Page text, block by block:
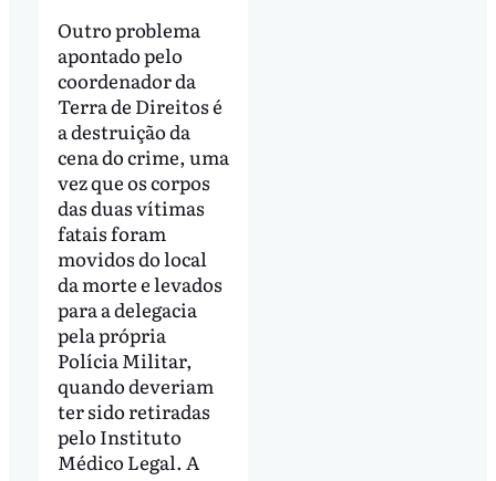
Outro problema
apontado pelo
coordenador da
Terra de Direitos é
a destruição da
cena do crime, uma
vez que os corpos
das duas vítimas
fatais foram
movidos do local
da morte e levados
para a delegacia
pela própria
Polícia Militar,
quando deveriam
ter sido retiradas
pelo Instituto
Médico Legal. A